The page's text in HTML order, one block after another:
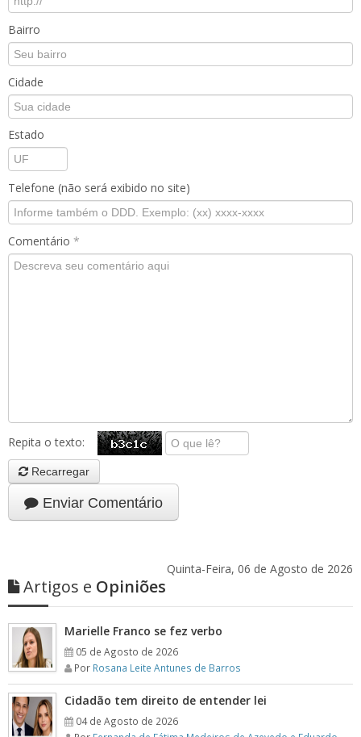
Bairro
Cidade
Estado
Telefone (não será exibido no site)
Comentário *
Repita o texto:
Recarregar
Enviar Comentário
Quinta-Feira, 06 de Agosto de 2026
Artigos e Opiniões
Marielle Franco se fez verbo
05 de Agosto de 2026
Por Rosana Leite Antunes de Barros
Cidadão tem direito de entender lei
04 de Agosto de 2026